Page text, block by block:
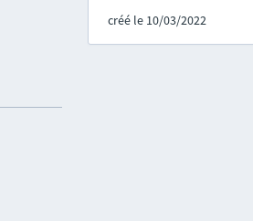
créé le 10/03/2022